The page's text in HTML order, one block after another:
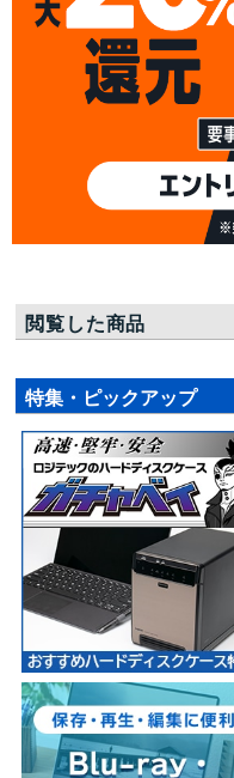
閲覧した商品
特集・ピックアップ